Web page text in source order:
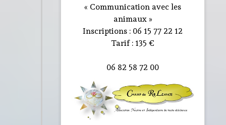
« Communication avec les
animaux »
Inscriptions : 06 15 77 22 12
Tarif : 135 €
06 82 58 72 00